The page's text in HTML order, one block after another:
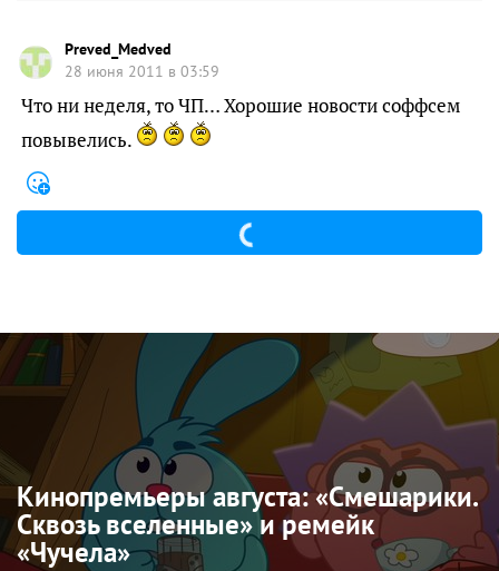
Preved_Medved
28 июня 2011 в 03:59
Что ни неделя, то ЧП… Хорошие новости соффсем
повывелись.
Кинопремьеры августа: «Смешарики.
Сквозь вселенные» и ремейк
«Чучела»